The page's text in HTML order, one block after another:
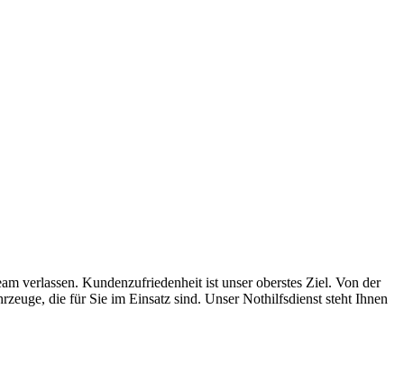
verlassen. Kundenzufriedenheit ist unser oberstes Ziel. Von der
die für Sie im Einsatz sind. Unser Nothilfsdienst steht Ihnen